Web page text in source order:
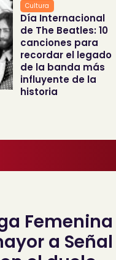
Cultura
Día Internacional
de The Beatles: 10
canciones para
recordar el legado
de la banda más
influyente de la
historia
Femenina
a Señal